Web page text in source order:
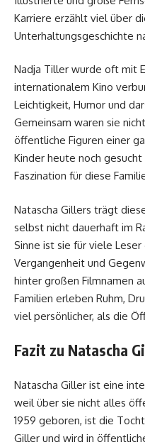
Karriere erzählt viel über
Unterhaltungsgeschichte
Nadja Tiller wurde oft mit
internationalem Kino
Leichtigkeit, Humor und
Gemeinsam waren sie
öffentliche Figuren einer
Kinder heute noch
Faszination für diese
Natascha Gillers trägt
selbst nicht dauerhaft im
Sinne ist sie für viele
Vergangenheit und
hinter großen Filmnamen
Familien erleben Ruhm,
viel persönlicher, als die
Fazit zu Natascha
Natascha Giller ist eine
weil über sie nicht alles
1959 geboren, ist die
Giller und wird in